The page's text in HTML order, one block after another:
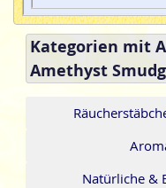
Kategorien mit
Amethyst
Natürliche &